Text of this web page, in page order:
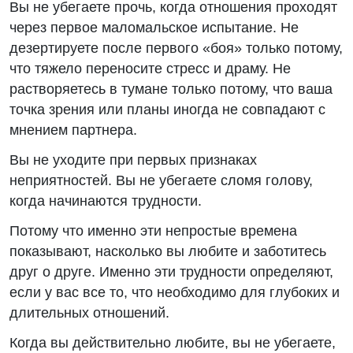
Вы не убегаете прочь, когда отношения проходят
через первое маломальское испытание. Не
дезертируете после первого «боя» только потому,
что тяжело переносите стресс и драму. Не
растворяетесь в тумане только потому, что ваша
точка зрения или планы иногда не совпадают с
мнением партнера.
Вы не уходите при первых признаках
неприятностей. Вы не убегаете сломя голову,
когда начинаются трудности.
Потому что именно эти непростые времена
показывают, насколько вы любите и заботитесь
друг о друге. Именно эти трудности определяют,
если у вас все то, что необходимо для глубоких и
длительных отношений.
Когда вы действительно любите, вы не убегаете,